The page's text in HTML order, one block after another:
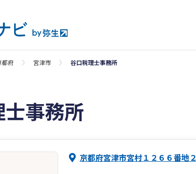
都府 宮津市 谷口税理士事務所
事務所
京都府宮津市宮村１２６６番地２